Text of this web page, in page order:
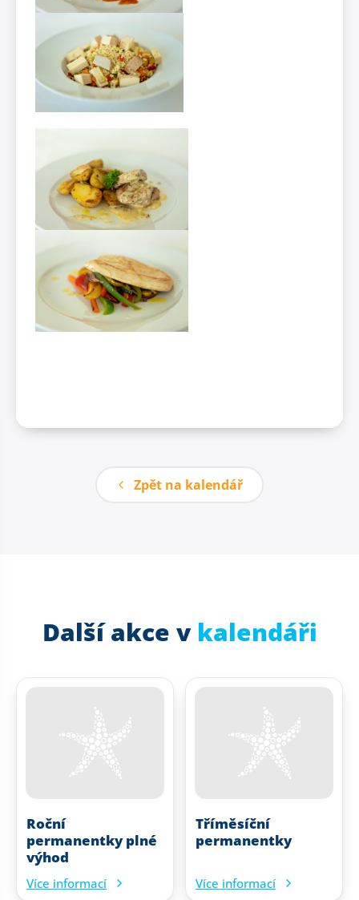
Zpět na kalendář
Další akce v kalendáři
Roční
permanentky plné
výhod
Více informací
Tříměsíční
permanentky
Více informací